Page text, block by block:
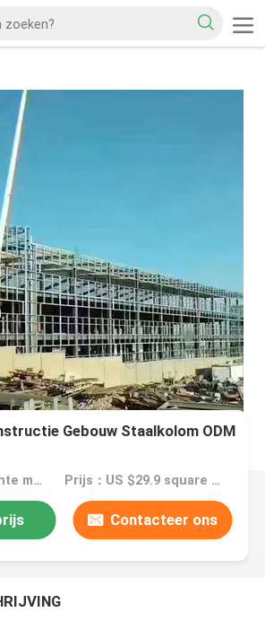
Gebouw Staalkolom ODM
MOQ：100 vierkante meter Prijs：US $29.9 square meter
Contacteer ons